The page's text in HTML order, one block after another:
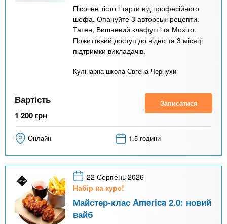
Пісочне тісто і тарти від професійного
шефа. Опануйте 3 авторські рецепти:
Татен, Вишневий клафутті та Мохіто.
Пожиттєвий доступ до відео та 3 місяці
підтримки викладачів.
Кулінарна школа Євгена Чернухи
Вартість
1 200 грн
Записатися
Онлайн 1,5 години
22 Серпень 2026
Набір на курс!
Майстер-клас America 2.0: новий
вайб